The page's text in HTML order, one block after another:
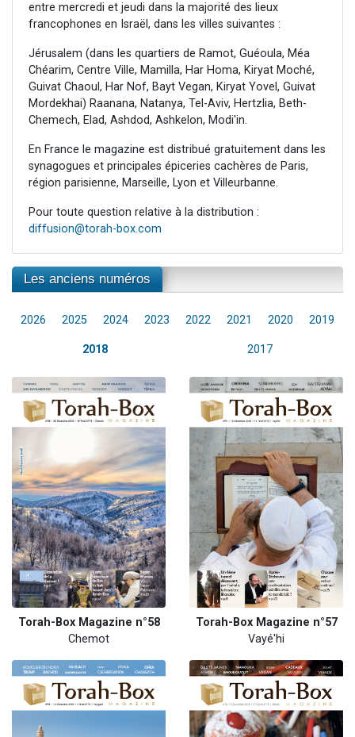
entre mercredi et jeudi dans la majorité des lieux
francophones en Israël, dans les villes suivantes :
Jérusalem (dans les quartiers de Ramot, Guéoula, Méa
Chéarim, Centre Ville, Mamilla, Har Homa, Kiryat Moché,
Guivat Chaoul, Har Nof, Bayt Vegan, Kiryat Yovel, Guivat
Mordekhai) Raanana, Natanya, Tel-Aviv, Hertzlia, Beth-
Chemech, Elad, Ashdod, Ashkelon, Modi'in.
En France le magazine est distribué gratuitement dans les
synagogues et principales épiceries cachères de Paris,
région parisienne, Marseille, Lyon et Villeurbanne.
Pour toute question relative à la distribution :
diffusion@torah-box.com
Les anciens numéros
2026 2025 2024 2023 2022 2021 2020 2019
2018 2017
Torah-Box Magazine n°58
Chemot
Torah-Box Magazine n°57
Vayé'hi